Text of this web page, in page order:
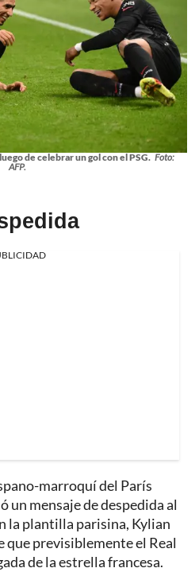
de celebrar un gol con el PSG. Foto:
AFP.
marroquí del París
un mensaje de despedida al
la plantilla parisina, Kylian
que previsiblemente el Real
de la estrella francesa.